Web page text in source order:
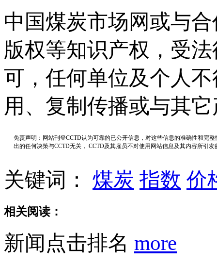
中国煤炭市场网或与
版权等知识产权，受
可，任何单位及个人
用、复制传播或与其
免责声明：网站刊登CCTD认为可靠的已公开信息，对这些信息的准确性和完
出的任何决策与CCTD无关， CCTD及其雇员不对使用网站信息及其内容所引
关键词： 煤炭 指数 价
相关阅读：
新闻点击排名 more